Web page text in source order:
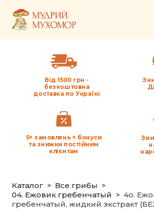
Від 1500 грн -
безкоштовна
доставка по Україні
5+ замовлень = бонуси
та знижки постійним
клієнтам
Каталог
Все грибы
04. Ежовик гребенчатый
4o.
гребенчатый, жидкий экстракт